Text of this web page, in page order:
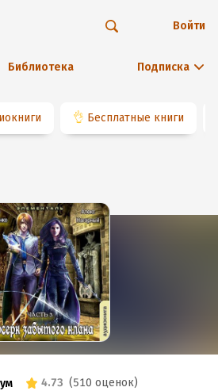
Библиотека Подписка
Войти
👌 Бесплатные книги
4.73 (510 оценок)